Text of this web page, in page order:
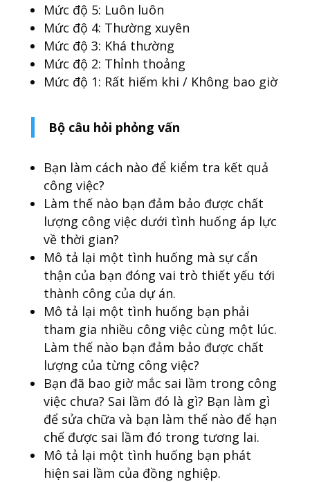
Mức độ 5: Luôn luôn
Mức độ 4: Thường xuyên
Mức độ 3: Khá thường
Mức độ 2: Thỉnh thoảng
Mức độ 1: Rất hiếm khi / Không bao giờ
Bộ câu hỏi phỏng vấn
Bạn làm cách nào để kiểm tra kết quả
công việc?
Làm thế nào bạn đảm bảo được chất
lượng công việc dưới tình huống áp lực
về thời gian?
Mô tả lại một tình huống mà sự cẩn
thận của bạn đóng vai trò thiết yếu tới
thành công của dự án.
Mô tả lại một tình huống bạn phải
tham gia nhiều công việc cùng một lúc.
Làm thế nào bạn đảm bảo được chất
lượng của từng công việc?
Bạn đã bao giờ mắc sai lầm trong công
việc chưa? Sai lầm đó là gì? Bạn làm gì
để sửa chữa và bạn làm thế nào để hạn
chế được sai lầm đó trong tương lai.
Mô tả lại một tình huống bạn phát
hiện sai lầm của đồng nghiệp.